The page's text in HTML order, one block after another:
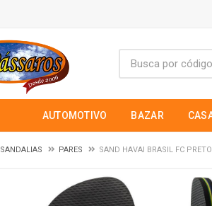
AUTOMOTIVO BAZAR
SANDALIAS PARES SAND HAVAI BRASIL FC